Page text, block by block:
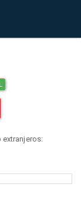
extranjeros: